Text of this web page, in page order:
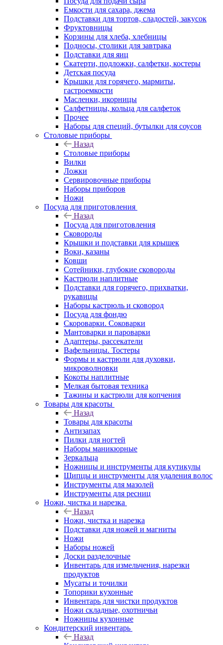
Емкости для сахара, джема
Подставки для тортов, сладостей, закусок
Фруктовницы
Корзины для хлеба, хлебницы
Подносы, столики для завтрака
Подставки для яиц
Скатерти, подложки, салфетки, костеры
Детская посуда
Крышки для горячего, мармиты,
гастроемкости
Масленки, икорницы
Салфетницы, кольца для салфеток
Прочее
Наборы для специй, бутылки для соусов
Столовые приборы
Назад
Столовые приборы
Вилки
Ложки
Сервировочные приборы
Наборы приборов
Ножи
Посуда для приготовления
Назад
Посуда для приготовления
Сковороды
Крышки и подставки для крышек
Воки, казаны
Ковши
Сотейники, глубокие сковороды
Кастрюли наплитные
Подставки для горячего, прихватки,
рукавицы
Наборы кастрюль и сковород
Посуда для фондю
Скороварки. Соковарки
Мантоварки и пароварки
Адаптеры, рассекатели
Вафельницы. Тостеры
Формы и кастрюли для духовки,
микроволновки
Кокоты наплитные
Мелкая бытовая техника
Тажины и кастрюли для копчения
Товары для красоты
Назад
Товары для красоты
Антизапах
Пилки для ногтей
Наборы маникюрные
Зеркальца
Ножницы и инструменты для кутикулы
Щипцы и инструменты для удаления волос
Инструменты для мазолей
Инструменты для ресниц
Ножи, чистка и нарезка
Назад
Ножи, чистка и нарезка
Подставки для ножей и магниты
Ножи
Наборы ножей
Доски разделочные
Инвентарь для измельчения, нарезки
продуктов
Мусаты и точилки
Топорики кухонные
Инвентарь для чистки продуктов
Ножи складные, охотничьи
Ножницы кухонные
Кондитерский инвентарь
Назад